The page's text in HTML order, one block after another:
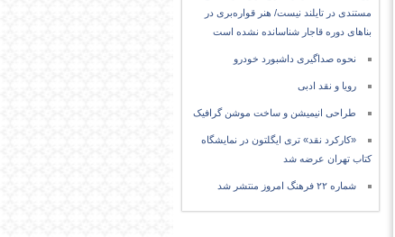
مستندی در تایلند نیست/ هنر قواره‌بری در
بناهای دوره قاجار شناسانده نشده است
نحوه صداگیری داشبورد خودرو
رویا و نقد ادبی
طراحی انیمیشن و ساخت موشن گرافیک
«کارکرد نقد» تری ایگلتون در نمایشگاه
کتاب تهران عرضه شد
شماره ۲۲ فرهنگ امروز منتشر شد